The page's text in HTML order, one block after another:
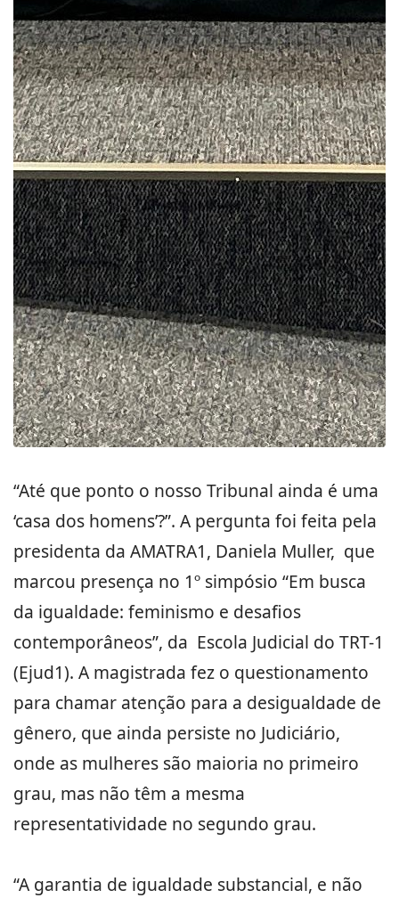
“Até que ponto o nosso Tribunal ainda é uma
‘casa dos homens’?”. A pergunta foi feita pela
presidenta da AMATRA1, Daniela Muller, que
marcou presença no 1º simpósio “Em busca
da igualdade: feminismo e desafios
contemporâneos”, da Escola Judicial do TRT-1
(Ejud1). A magistrada fez o questionamento
para chamar atenção para a desigualdade de
gênero, que ainda persiste no Judiciário,
onde as mulheres são maioria no primeiro
grau, mas não têm a mesma
representatividade no segundo grau.
“A garantia de igualdade substancial, e não